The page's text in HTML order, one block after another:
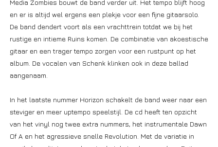
Media Zombies bouwt de band verder uit. Het tempo blijft hoog
en er is altijd wel ergens een plekje voor een fijne gitaarsolo.
De band dendert voort als een vrachttrein totdat we bij het
rustige en intieme Ruins komen. De combinatie van akoestische
gitaar en een trager tempo zorgen voor een rustpunt op het
album. De vocalen van Schenk klinken ook in deze ballad
aangenaam.
In het laatste nummer Horizon schakelt de band weer naar een
steviger en meer uptempo speelstijl. De cd heeft ten opzicht
van het vinyl nog twee extra nummers, het instrumentale Dawn
Of A en het agressieve snelle Revolution. Met de variatie in